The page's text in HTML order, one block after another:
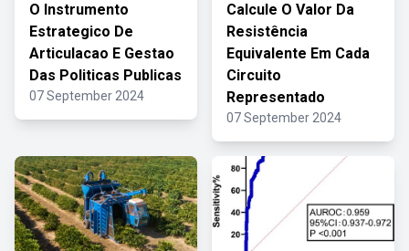
O Instrumento
Estrategico De
Articulacao E Gestao
Das Politicas Publicas
07 September 2024
Calcule O Valor Da
Resistência
Equivalente Em Cada
Circuito
Representado
07 September 2024